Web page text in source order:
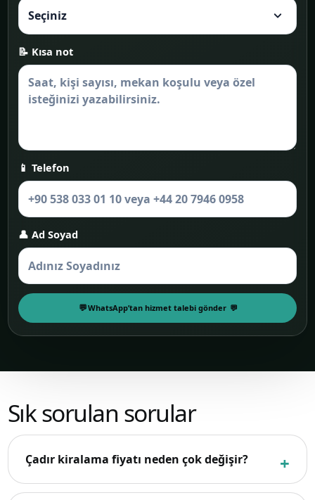
📝 Kısa not
📱 Telefon
👤 Ad Soyad
WhatsApp’tan hizmet talebi gönder
Sık sorulan sorular
Çadır kiralama fiyatı neden çok değişir?